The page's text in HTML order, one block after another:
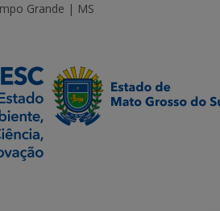
Grande | MS